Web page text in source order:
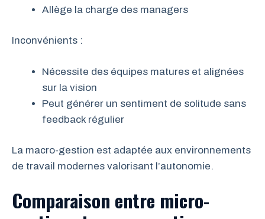
Allège la charge des managers
Inconvénients :
Nécessite des équipes matures et alignées
sur la vision
Peut générer un sentiment de solitude sans
feedback régulier
La macro-gestion est adaptée aux environnements
de travail modernes valorisant l’autonomie.
Comparaison entre micro-